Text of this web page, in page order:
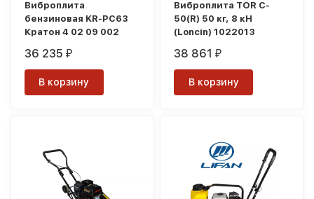
Виброплита
бензиновая KR-PC63
Кратон 4 02 09 002
36 235₽
В корзину
Виброплита TOR C-
50(R) 50 кг, 8 кН
(Loncin) 1022013
38 861₽
В корзину